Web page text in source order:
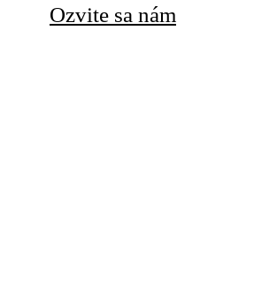
Ozvite sa nám